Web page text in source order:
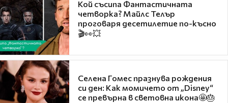
Кой съсипа Фантастичната
четворка? Майлс Телър
проговаря десетилетие по-късно
🎬👀💥
Селена Гомес празнува рождения
си ден: Как момичето от „Disney“
се превърна в световна икона🤩🎂